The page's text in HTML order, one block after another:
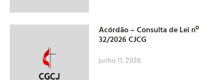
Acórdão – Consulta de Lei nº
32/2026 CJCG
junho 11, 2026